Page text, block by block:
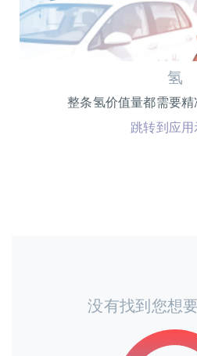
氢
整条氢价值量都需要精
跳转到应用
没有找到您想